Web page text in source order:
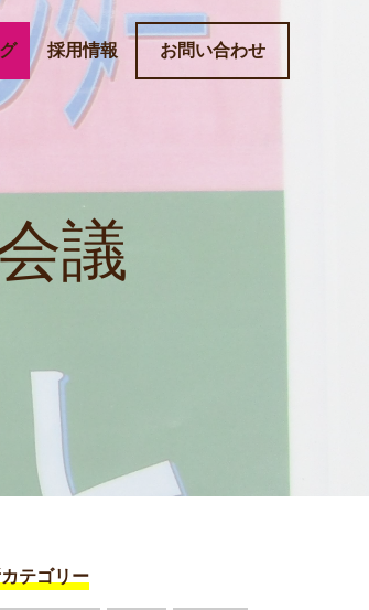
採用情報 お問い合わせ
議
テゴリー